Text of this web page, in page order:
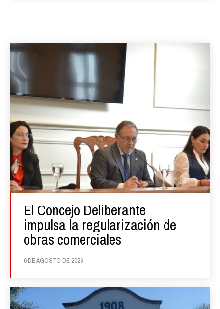
El Concejo Deliberante
impulsa la regularización de
obras comerciales
6 DE AGOSTO DE 2026